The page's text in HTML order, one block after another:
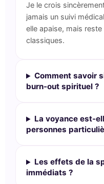
Je le crois
jamais un suivi
elle apaise, mais
classiques.
Comment savoir
burn-out spirituel ?
La voyance est-
personnes
Les effets de la
immédiats ?